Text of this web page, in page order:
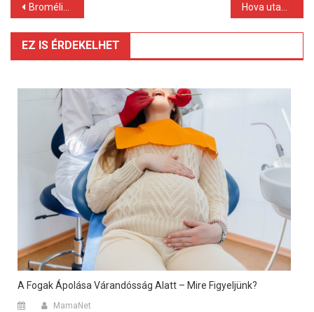
Bejegyzés
navigáció
Bromélia fajták
EZ IS ÉRDEKELHET
A Fogak Ápolása Várandósság Alatt – Mire Figyeljünk?
MamaNet